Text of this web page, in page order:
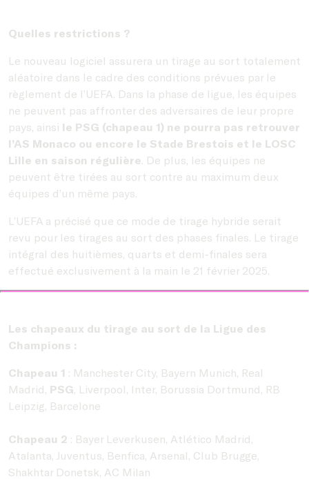
Quelles restrictions ?
Le nouveau logiciel assurera un tirage au sort totalement
aléatoire dans le cadre des conditions prévues par le
règlement de l’UEFA. Dans la phase de ligue, les équipes
ne peuvent pas affronter des adversaires de leur propre
pays, ainsi le PSG (chapeau 1) ne pourra pas retrouver
l’AS Monaco ou encore le Stade Brestois et le LOSC
Lille en saison régulière. De plus, les équipes ne
peuvent être tirées au sort contre au maximum deux
équipes d’un même pays.
L’UEFA a précisé que ce mode de tirage hybride serait
revu pour les tirages au sort des phases finales. Le tirage
intégral des huitièmes, quarts et demi-finales sera
effectué exclusivement à la main le 21 février 2025.
Les chapeaux du tirage au sort de la Ligue des
Champions :
Chapeau 1 : Manchester City, Bayern Munich, Real
Madrid, PSG, Liverpool, Inter, Borussia Dortmund, RB
Leipzig, Barcelone
Chapeau 2 : Bayer Leverkusen, Atlético Madrid,
Atalanta, Juventus, Benfica, Arsenal, Club Brugge,
Shakhtar Donetsk, AC Milan